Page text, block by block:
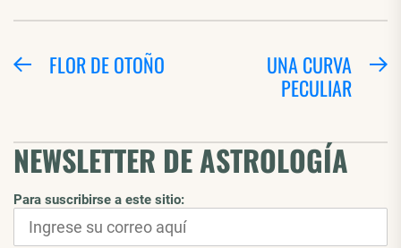
NAVEGACIÓN
EntradaFLOR DE OTOÑO
UNA CURVA
PECULIAR
NEWSLETTER DE ASTROLOGÍA
Para suscribirse a este sitio: